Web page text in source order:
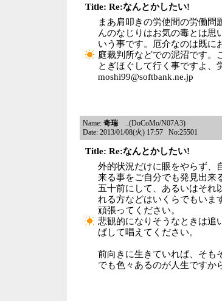
Title: Re:なんとかしたい!
まあ肩叩きの労使間の労働問
んのなじりはお気の毒とは思
いう事です。厄介なのは既に
庭裁判所などでの泥沼です。
とぎほぐして行く事ですよ、
moshi99@softbank.ne.jp
Name: 奇瑞..(DoCoMo/N07A3)
Date: 2013/01/08(火) 17:57 No:25501
Title: Re:なんとかしたい!
外的状況だけに眼をやらず、
来る事をご自分でも発見出来
五十前にして、あるいはそれ
れる方などはいくらでもいま
頑張ってください。
悲観的になりそうなときは追
ばして唱えてください。
前向きに生きていれば、そも
でも色々あるのが人生ですか